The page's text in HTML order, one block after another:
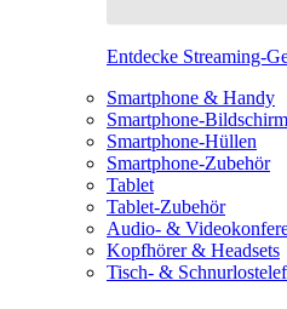
Entdecke Streaming-
Smartphone & Handy
Smartphone-
Smartphone-Hüllen
Smartphone-Zubehör
Tablet
Tablet-Zubehör
Audio- &
Kopfhörer & Headsets
Tisch- &